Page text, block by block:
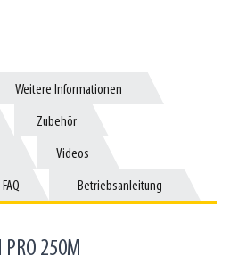
Weitere Informationen
Weitere Informationen
Zubehör
Zubehör
Videos
Videos
FAQ
FAQ Betriebsanleitung
Betriebsanleitung
250M